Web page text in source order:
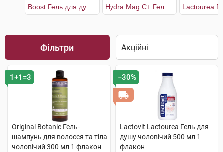
Фільтри
1+1=3
Original Botanic Гель-
шампунь для волосся та тіла
чоловічий 300 мл 1 флакон
−30%
Lactovit Lactourea Гель для
душу чоловічий 500 мл 1
флакон